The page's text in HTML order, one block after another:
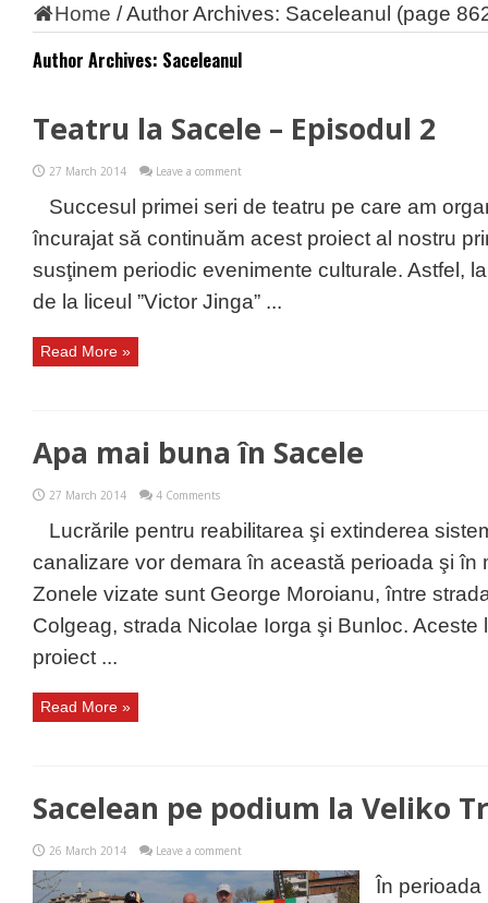
Home /Author Archives: Saceleanul (page
Author Archives: Saceleanul
Teatru la Sacele – Episodul 2
27 March 2014 Leave a comment
Succesul primei seri de teatru pe care am
încurajat să continuăm acest proiect al nostru
susţinem periodic evenimente culturale. Astfel,
de la liceul ”Victor Jinga” ...
Read More »
Apa mai buna în Sacele
27 March 2014 4 Comments
Lucrările pentru reabilitarea şi extinderea
canalizare vor demara în această perioada şi în
Zonele vizate sunt George Moroianu, între
Colgeag, strada Nicolae Iorga şi Bunloc. Aceste
proiect ...
Read More »
Sacelean pe podium la Veliko
26 March 2014 Leave a comment
În